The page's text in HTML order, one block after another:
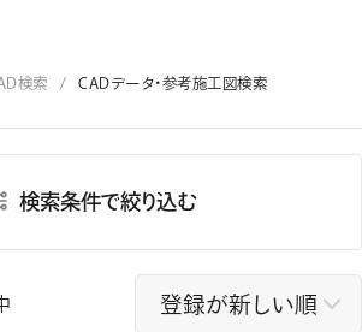
検索 CADデータ・参考施工図検索
検索条件で絞り込む